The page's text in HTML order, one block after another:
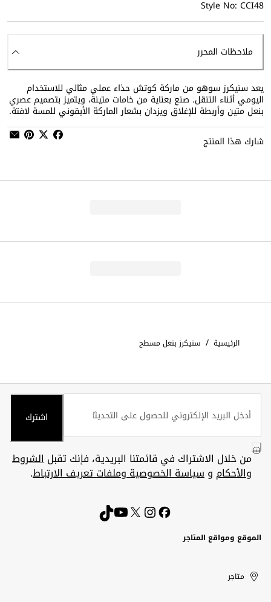
Style No: CCI48
ملاحظات المحرر
يعد سنيكرز سوهو من ماركة كوتش حذاء عملي مثالي للاستخدام
اليومي أثناء التنقل. صنع بعناية من خامات متينة، ويتميز بتصميم عصري
بنعل متين وأربطة للإغلاق ويزدان بشعار الماركة الأيقوني للمسة لافتة.
شارك هذا المنتج
الرئيسية / سنيكرز بنعل مسطح
اشترك
من خلال الاشتراك في قائمتنا البريدية، فإنك تقبلالشروط
والأحكام وسياسة الخصوصية وملفات تعريف الارتباط.
الموقع ومواقع المتاجر
United
Arab
Kuwait
الإمارات
العربية
الكويت
متاجر